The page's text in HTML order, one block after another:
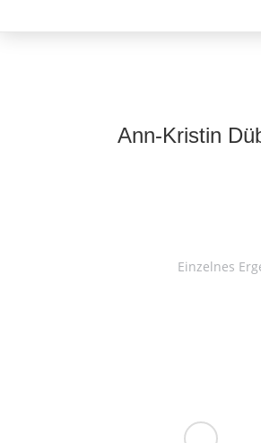
Ann-Kristin
Einzelnes